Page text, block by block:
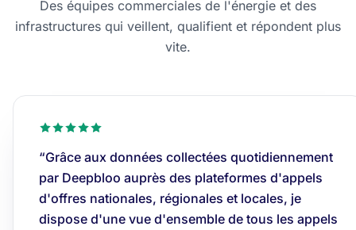
Des équipes commerciales de l'énergie et des
infrastructures qui veillent, qualifient et répondent plus
vite.
“Grâce aux données collectées quotidiennement
par Deepbloo auprès des plateformes d'appels
d'offres nationales, régionales et locales, je
dispose d'une vue d'ensemble de tous les appels